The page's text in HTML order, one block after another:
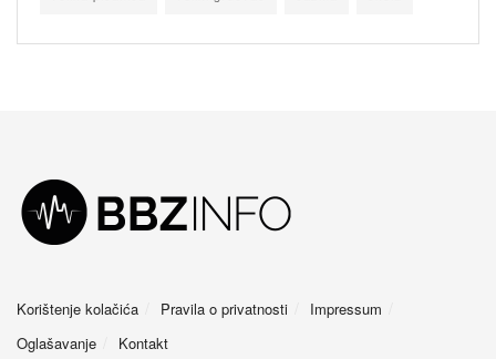
Korištenje kolačića Pravila o privatnosti
Impressum
Oglašavanje
Kontakt